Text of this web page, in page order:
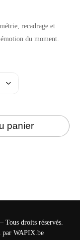
recadrage et
du moment.
panier
Tous droits réservés.
par WAPIX.be